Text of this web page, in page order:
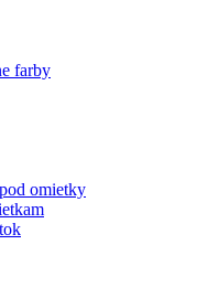
farby
omietky